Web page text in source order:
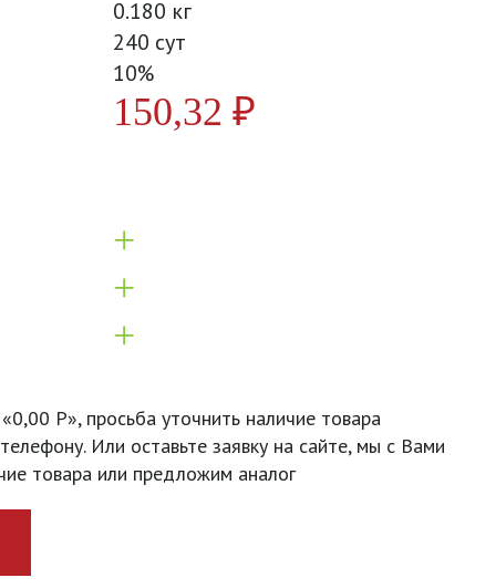
0.180 кг
240 сут
10%
150,32 ₽
+
+
+
Р», просьба уточнить наличие товара
Или оставьте заявку на сайте, мы с Вами
товара или предложим аналог